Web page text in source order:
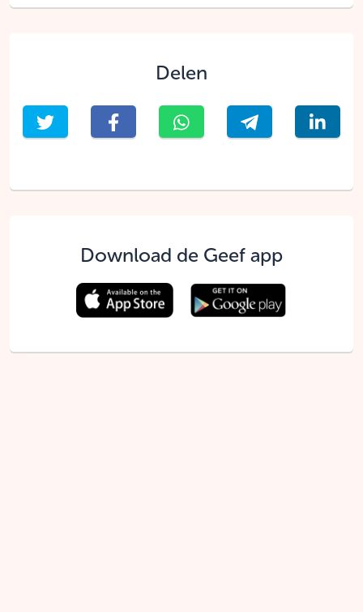
Delen
Download de Geef app